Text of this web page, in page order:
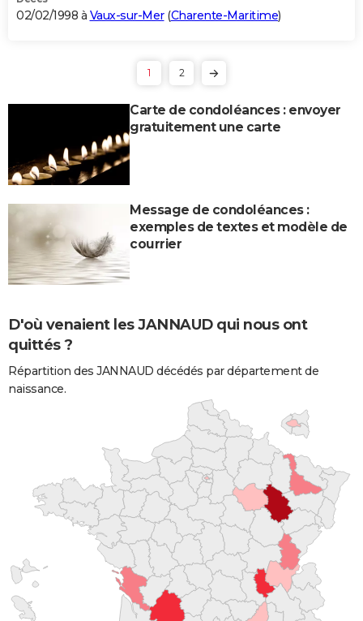
02/02/1998 à Vaux-sur-Mer(Charente-Maritime)
1 2
Carte de condoléances : envoyer
gratuitement une carte
Message de condoléances :
exemples de textes et modèle de
courrier
D'où venaient les JANNAUD qui nous ont
quittés ?
Répartition des JANNAUD décédés par département de
naissance.